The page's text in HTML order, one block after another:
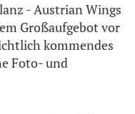
- Austrian Wings
Großaufgebot vor
kommendes
Foto- und